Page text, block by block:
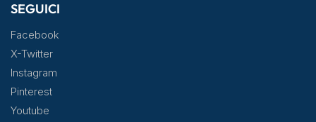
SEGUICI
Facebook
X-Twitter
Instagram
Pinterest
Youtube